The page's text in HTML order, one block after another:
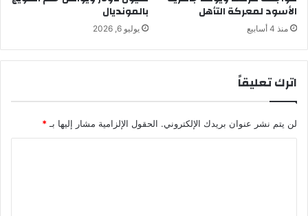
ا
ل
س
ة
ت
ط
ل
ذ
الأسود لمعركة التأهل
منذ 4 أسابيع
بالمونديال
يوليو 6, 2026
اترك تعليقاً
لن يتم نشر عنوان بريدك الإلكتروني. الحقول الإلزامية مشار إليها بـ *